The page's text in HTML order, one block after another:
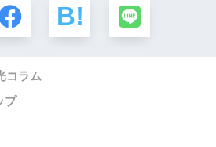
コラム
プ